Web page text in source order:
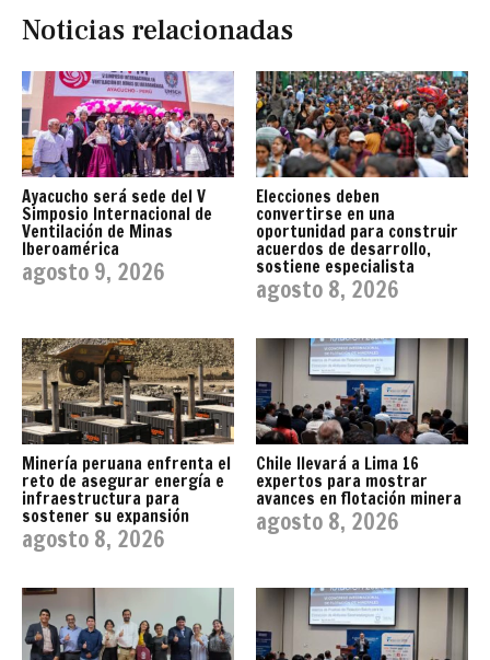
Noticias relacionadas
Ayacucho será sede del V
Simposio Internacional de
Ventilación de Minas
Iberoamérica
agosto 9, 2026
Elecciones deben
convertirse en una
oportunidad para construir
acuerdos de desarrollo,
sostiene especialista
agosto 8, 2026
Minería peruana enfrenta el
reto de asegurar energía e
infraestructura para
sostener su expansión
agosto 8, 2026
Chile llevará a Lima 16
expertos para mostrar
avances en flotación minera
agosto 8, 2026